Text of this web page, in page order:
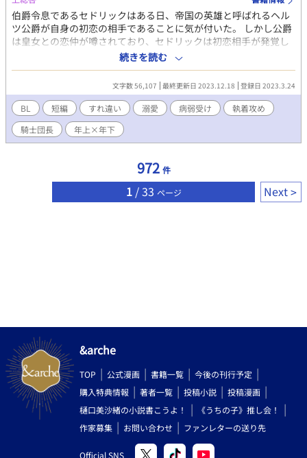
す。
伯爵令息であるセドリックはある日、帝国の英雄と呼ばれるヘル
ツ公爵が自身の初恋の相手であることに気が付いた。 しかし公爵
は皇女との恋仲が噂されており、セドリックは初恋相手が発覚し
て早々失恋したと思い込んでしまう。 幼い頃に辺境の地で公爵と
共に過ごした思い出を胸に、叶わぬ恋をひっそりと終わらせよう
とするが…そんなセドリックの元にヘルツ公爵から求婚状が届
く。 もしや辺境でのことを覚えているのかと高揚するセドリック
だったが、公爵は酷く冷たい態度でセドリックを覚えている様子
は微塵も無い。 単なる政略結婚であることを自覚したセドリック
は、恋心を伝えることなく封じることを決意した。 一方ヘルツ公
爵は、初恋のセドリックをようやく手に入れたことに並々ならぬ
人がただただすれ違っているだけの話 前中後編+攻め視点の四話
続きを読む
文字数 56,107 最終更新日 2023.12.18 登録日 2023.3.24
BL 短編 すれ違い 溺愛 病弱受け
執着攻め
騎士団長
年上×年下
972 件
1/ 33 ページ Next
&arche
TOP 公式漫画 書籍一覧
今後の刊行予定
購入特典情報
著者一覧 投稿小説
投稿漫画
樋口美沙緒の小説書こうよ！
《うちの子》推し会！
作家募集
お問い合わせ ファンレターの送り先
Official SNS